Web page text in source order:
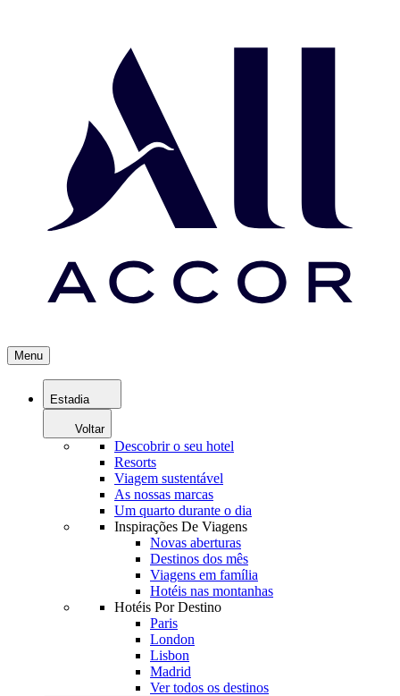
Menu
Estadia
Voltar
Descobrir o seu hotel
Resorts
Viagem sustentável
As nossas marcas
Um quarto durante o dia
Inspirações De Viagens
Novas aberturas
Destinos dos mês
Viagens em família
Hotéis nas montanhas
Hotéis Por Destino
Paris
London
Lisbon
Madrid
Ver todos os destinos